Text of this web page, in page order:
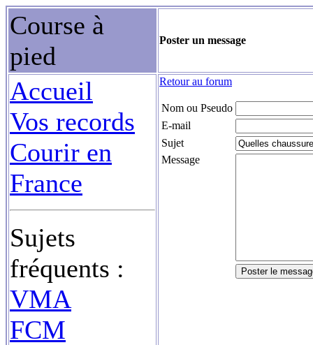
Course à
pied
Poster un message
Accueil
Vos records
Courir en
France
Sujets
fréquents :
VMA
FCM
Retour au forum
Nom ou Pseudo
E-mail
Sujet
Message